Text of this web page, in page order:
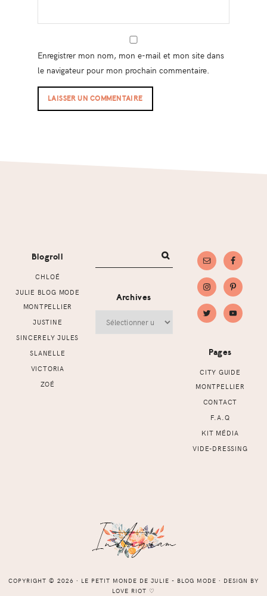
Enregistrer mon nom, mon e-mail et mon site dans
le navigateur pour mon prochain commentaire.
Blogroll
CHLOÉ
JULIE BLOG MODE
MONTPELLIER
JUSTINE
SINCERELY JULES
SLANELLE
VICTORIA
ZOÉ
Archives
Pages
CITY GUIDE
MONTPELLIER
CONTACT
F.A.Q
KIT MÉDIA
VIDE-DRESSING
COPYRIGHT © 2026 ⸱ LE PETIT MONDE DE JULIE - BLOG MODE ⸱ DESIGN BY
LOVE RIOT ♡